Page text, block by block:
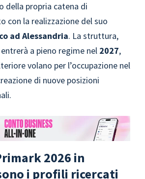
della propria catena di
con la realizzazione del suo
ad Alessandria. La struttura,
a pieno regime nel 2027,
volano per l’occupazione nel
di nuove posizioni
2026 in
i profili ricercati